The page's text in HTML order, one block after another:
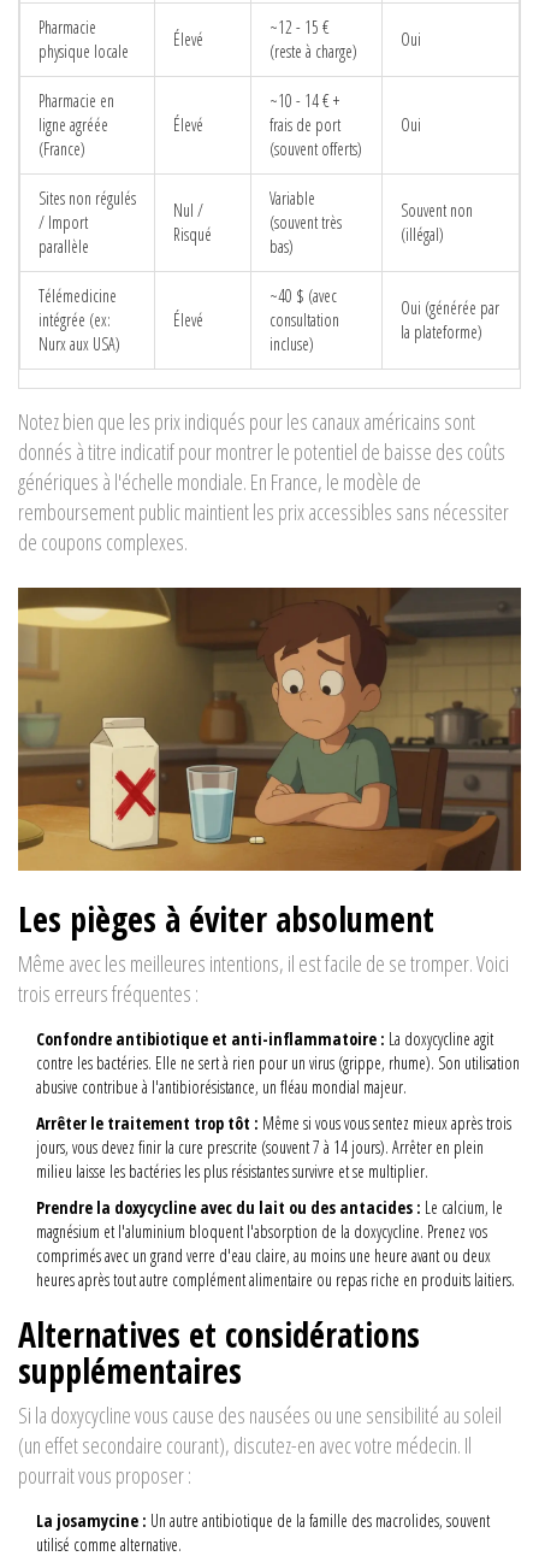
Pharmacie
physique locale
Élevé
~12 - 15 €
(reste à charge)
Oui
Pharmacie en
ligne agréée
(France)
Élevé
~10 - 14 € +
frais de port
(souvent offerts)
Oui
Sites non régulés
/ Import
parallèle
Nul /
Risqué
Variable
(souvent très
bas)
Souvent non
(illégal)
Télémedicine
intégrée (ex:
Nurx aux USA)
Élevé
~40 $ (avec
consultation
incluse)
Oui (générée par
la plateforme)
Notez bien que les prix indiqués pour les canaux américains sont
donnés à titre indicatif pour montrer le potentiel de baisse des coûts
génériques à l'échelle mondiale. En France, le modèle de
remboursement public maintient les prix accessibles sans nécessiter
de coupons complexes.
Les pièges à éviter absolument
Même avec les meilleures intentions, il est facile de se tromper. Voici
trois erreurs fréquentes :
Confondre antibiotique et anti-inflammatoire : La doxycycline agit
contre les bactéries. Elle ne sert à rien pour un virus (grippe, rhume). Son utilisation
abusive contribue à l'antibiorésistance, un fléau mondial majeur.
Arrêter le traitement trop tôt : Même si vous vous sentez mieux après trois
jours, vous devez finir la cure prescrite (souvent 7 à 14 jours). Arrêter en plein
milieu laisse les bactéries les plus résistantes survivre et se multiplier.
Prendre la doxycycline avec du lait ou des antacides : Le calcium, le
magnésium et l'aluminium bloquent l'absorption de la doxycycline. Prenez vos
comprimés avec un grand verre d'eau claire, au moins une heure avant ou deux
heures après tout autre complément alimentaire ou repas riche en produits laitiers.
Alternatives et considérations
supplémentaires
Si la doxycycline vous cause des nausées ou une sensibilité au soleil
(un effet secondaire courant), discutez-en avec votre médecin. Il
pourrait vous proposer :
La josamycine : Un autre antibiotique de la famille des macrolides, souvent
utilisé comme alternative.